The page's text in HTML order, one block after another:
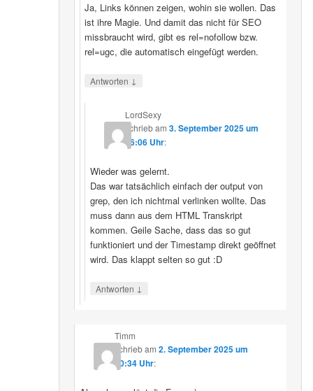
Ja, Links können zeigen, wohin sie wollen. Das
ist ihre Magie. Und damit das nicht für SEO
missbraucht wird, gibt es rel=nofollow bzw.
rel=ugc, die automatisch eingefügt werden.
Antworten ↓
LordSexy
schriebam 3. September 2025 um
16:06 Uhr:
Wieder was gelernt.
Das war tatsächlich einfach der output von
grep, den ich nichtmal verlinken wollte. Das
muss dann aus dem HTML Transkript
kommen. Geile Sache, dass das so gut
funktioniert und der Timestamp direkt geöffnet
wird. Das klappt selten so gut :D
Antworten ↓
Timm
schriebam 2. September 2025 um
10:34 Uhr: